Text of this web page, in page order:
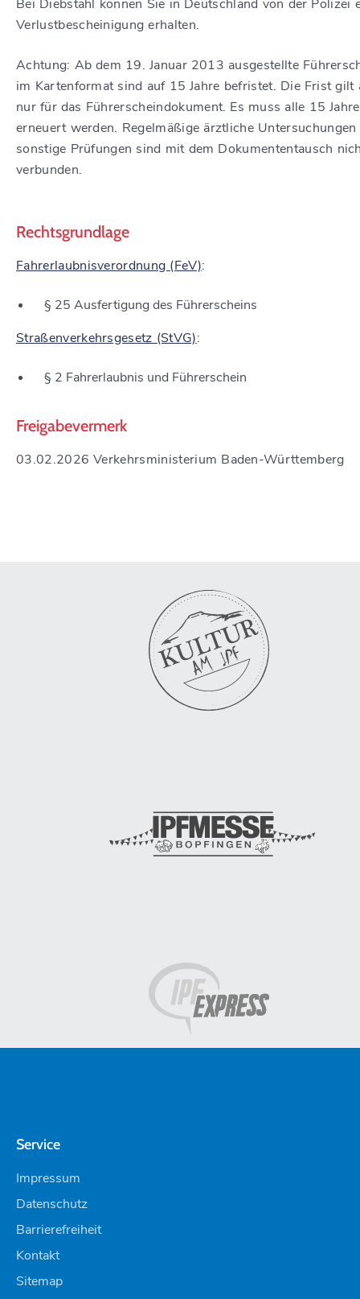
Bei Diebstahl können Sie in Deutschland von der Polizei
Verlustbescheinigung erhalten.
Achtung: Ab dem 19. Januar 2013 ausgestellte
im Kartenformat sind auf 15 Jahre befristet. Die Frist gilt
nur für das Führerscheindokument. Es muss alle 15 Jahre
erneuert werden. Regelmäßige ärztliche
sonstige Prüfungen sind mit dem Dokumententausch
verbunden.
Rechtsgrundlage
Fahrerlaubnisverordnung (FeV):
§ 25 Ausfertigung des Führerscheins
Straßenverkehrsgesetz (StVG):
§ 2 Fahrerlaubnis und Führerschein
Freigabevermerk
03.02.2026 Verkehrsministerium Baden-Württemberg
Service
Impressum
Datenschutz
Barrierefreiheit
Kontakt
Sitemap